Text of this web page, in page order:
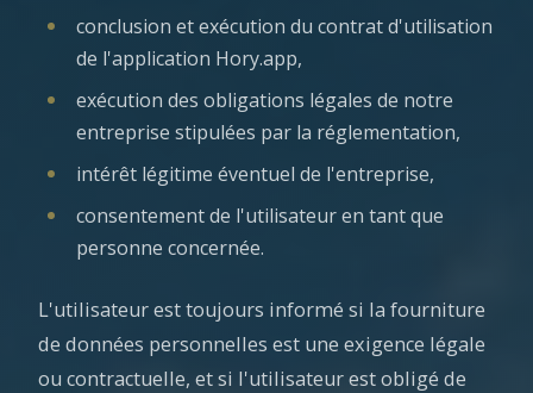
conclusion et exécution du contrat d'utilisation
de l'application Hory.app,
exécution des obligations légales de notre
entreprise stipulées par la réglementation,
intérêt légitime éventuel de l'entreprise,
consentement de l'utilisateur en tant que
personne concernée.
L'utilisateur est toujours informé si la fourniture
de données personnelles est une exigence légale
ou contractuelle, et si l'utilisateur est obligé de